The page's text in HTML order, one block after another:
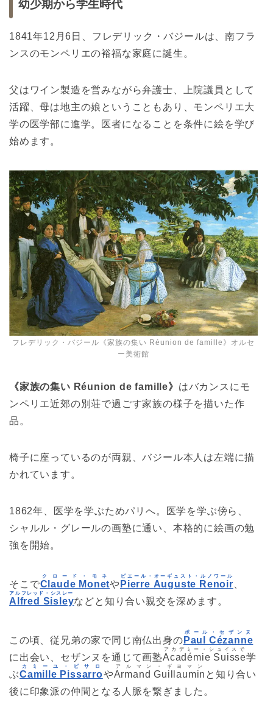
幼少期から学生時代
1841年12月6日、フレデリック・バジールは、南フラ
ンスのモンペリエの裕福な家庭に誕生。
父はワイン製造を営みながら弁護士、上院議員として
活躍、母は地主の娘ということもあり、モンペリエ大
学の医学部に進学。医者になることを条件に絵を学び
始めます。
フレデリック・バジール《家族の集い Réunion de famille》オルセ
ー美術館
《家族の集い Réunion de famille》 はバカンスにモ
ンペリエ近郊の別荘で過ごす家族の様子を描いた作
品。
椅子に座っているのが両親、バジール本人は左端に描
かれています。
1862年、医学を学ぶためパリへ。医学を学ぶ傍ら、
シャルル・グレールの画塾に通い、本格的に絵画の勉
強を開始。
そこでClaude Monet
クロード・モネ
や Pierre Auguste Renoir
ピエール・オーギュスト・ルノワール
Alfred Sisley
アルフレッド・シスレー
などと知り合い親交を深めます。
この頃、従兄弟の家で同じ南仏出身の Paul Cézanne
ポール・セザンヌ
に出会い、セザンヌを通じて画塾Académie Suisse
アカデミー・シュイスで
学
ぶCamille Pissarro
カミーユ・ピサロ
やArmand Guillaumin
アルマン・ギヨマン
と知り合い
後に印象派の仲間となる人脈を繋ぎました。